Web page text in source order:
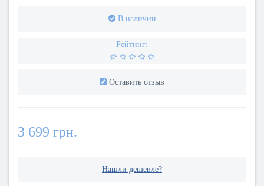
В наличии
Рейтинг:
Оставить отзыв
3 699 грн.
Нашли дешевле?